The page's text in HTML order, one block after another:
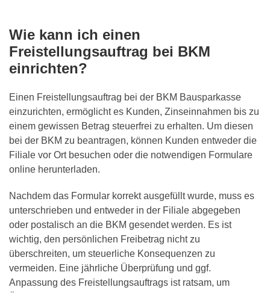
Wie kann ich einen
Freistellungsauftrag bei BKM
einrichten?
Einen Freistellungsauftrag bei der BKM Bausparkasse
einzurichten, ermöglicht es Kunden, Zinseinnahmen bis zu
einem gewissen Betrag steuerfrei zu erhalten. Um diesen
bei der BKM zu beantragen, können Kunden entweder die
Filiale vor Ort besuchen oder die notwendigen Formulare
online herunterladen.
Nachdem das Formular korrekt ausgefüllt wurde, muss es
unterschrieben und entweder in der Filiale abgegeben
oder postalisch an die BKM gesendet werden. Es ist
wichtig, den persönlichen Freibetrag nicht zu
überschreiten, um steuerliche Konsequenzen zu
vermeiden. Eine jährliche Überprüfung und ggf.
Anpassung des Freistellungsauftrags ist ratsam, um